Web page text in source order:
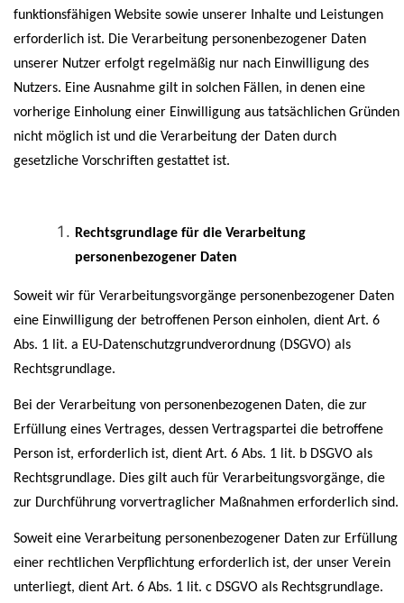
funktionsfähigen Website sowie unserer Inhalte und Leistungen
erforderlich ist. Die Verarbeitung personenbezogener Daten
unserer Nutzer erfolgt regelmäßig nur nach Einwilligung des
Nutzers. Eine Ausnahme gilt in solchen Fällen, in denen eine
vorherige Einholung einer Einwilligung aus tatsächlichen Gründen
nicht möglich ist und die Verarbeitung der Daten durch
gesetzliche Vorschriften gestattet ist.
Rechtsgrundlage für die Verarbeitung
personenbezogener Daten
Soweit wir für Verarbeitungsvorgänge personenbezogener Daten
eine Einwilligung der betroffenen Person einholen, dient Art. 6
Abs. 1 lit. a EU-Datenschutzgrundverordnung (DSGVO) als
Rechtsgrundlage.
Bei der Verarbeitung von personenbezogenen Daten, die zur
Erfüllung eines Vertrages, dessen Vertragspartei die betroffene
Person ist, erforderlich ist, dient Art. 6 Abs. 1 lit. b DSGVO als
Rechtsgrundlage. Dies gilt auch für Verarbeitungsvorgänge, die
zur Durchführung vorvertraglicher Maßnahmen erforderlich sind.
Soweit eine Verarbeitung personenbezogener Daten zur Erfüllung
einer rechtlichen Verpflichtung erforderlich ist, der unser Verein
unterliegt, dient Art. 6 Abs. 1 lit. c DSGVO als Rechtsgrundlage.